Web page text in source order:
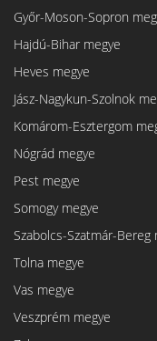
Győr-Moson-Sopron
Hajdú-Bihar megye
Heves megye
Jász-Nagykun-Szolnok
Komárom-Esztergom
Nógrád megye
Pest megye
Somogy megye
Szabolcs-Szatmár-Bereg
Tolna megye
Vas megye
Veszprém megye